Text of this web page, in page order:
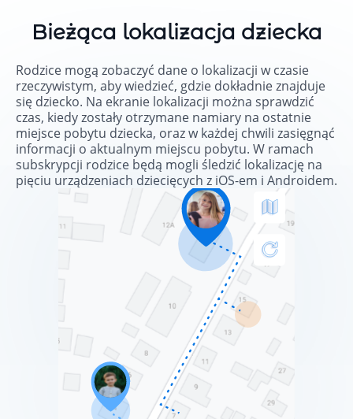
Bieżąca lokalizacja dziecka
Rodzice mogą zobaczyć dane o lokalizacji w czasie
rzeczywistym, aby wiedzieć, gdzie dokładnie znajduje
się dziecko. Na ekranie lokalizacji można sprawdzić
czas, kiedy zostały otrzymane namiary na ostatnie
miejsce pobytu dziecka, oraz w każdej chwili zasięgnąć
informacji o aktualnym miejscu pobytu. W ramach
subskrypcji rodzice będą mogli śledzić lokalizację na
pięciu urządzeniach dziecięcych z iOS-em i Androidem.